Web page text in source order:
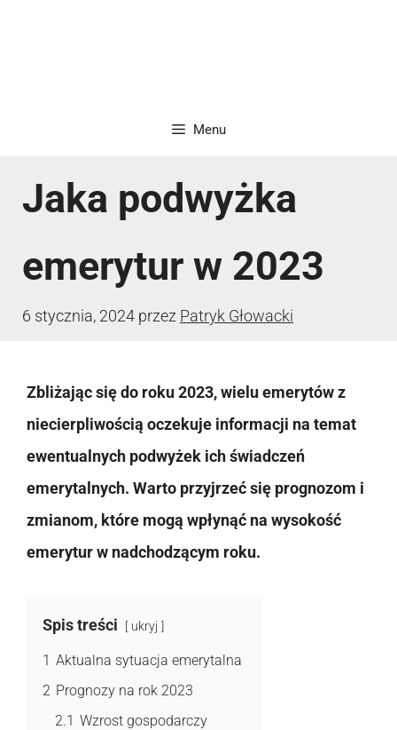
Menu
Jaka podwyżka
emerytur w 2023
6 stycznia, 2024 przez Patryk Głowacki
Zbliżając się do roku 2023, wielu emerytów z
niecierpliwością oczekuje informacji na temat
ewentualnych podwyżek ich świadczeń
emerytalnych. Warto przyjrzeć się prognozom i
zmianom, które mogą wpłynąć na wysokość
emerytur w nadchodzącym roku.
Spis treści ukryj
1 Aktualna sytuacja emerytalna
2 Prognozy na rok 2023
2.1 Wzrost gospodarczy